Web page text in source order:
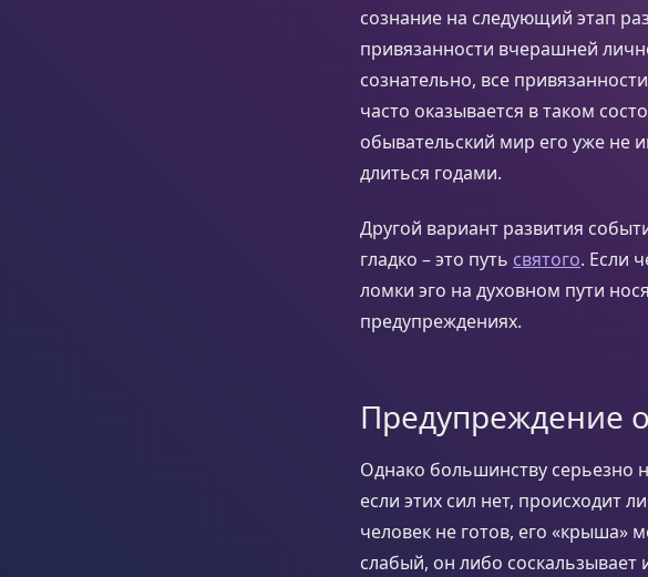
сознание на следующий этап
привязанности вчерашней
сознательно, все
часто оказывается в таком
обывательский мир его уже не
длиться годами.
Другой вариант развития
гладко – это путь святого. Если
ломки эго на духовном пути
предупреждениях.
Предупреждение
Однако большинству серьезно
если этих сил нет, происходит
человек не готов, его «крыша»
слабый, он либо